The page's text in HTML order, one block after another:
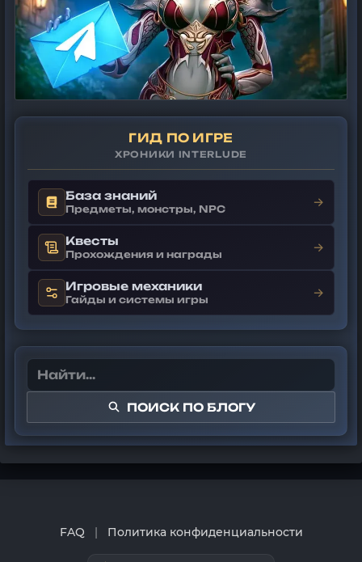
ГИД ПО ИГРЕ
ХРОНИКИ INTERLUDE
База знаний
Предметы, монстры, NPC →
Квесты
Прохождения и награды →
Игровые механики
Гайды и системы игры →
ПОИСК ПО БЛОГУ
FAQ | Политика конфиденциальности